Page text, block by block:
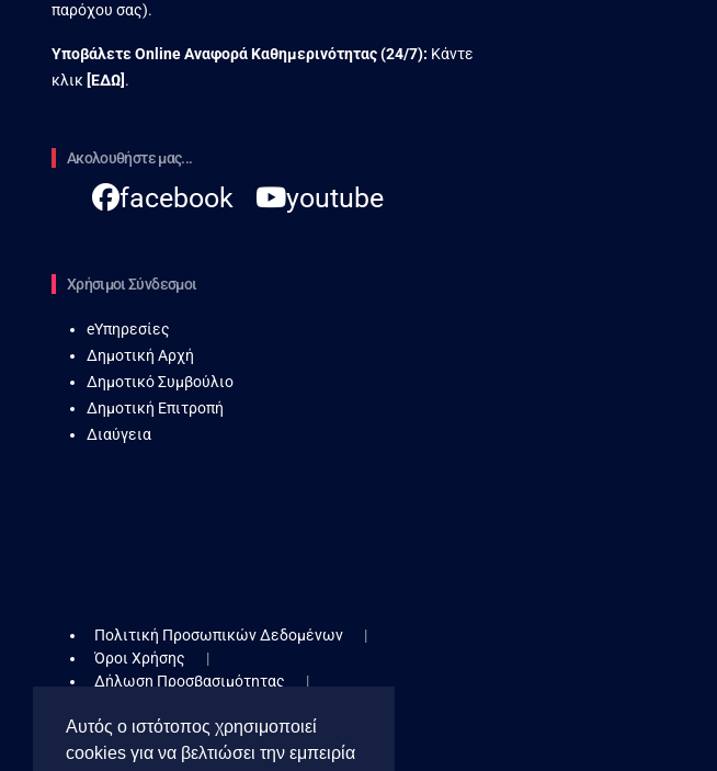
παρόχου σας).
Υποβάλετε Online Αναφορά Kαθημερινότητας (24/7): Κάντε
κλικ [ΕΔΩ] .
Ακολουθήστε μας...
facebook youtube
Χρήσιμοι Σύνδεσμοι
eΥπηρεσίες
Δημοτική Αρχή
Δημοτικό Συμβούλιο
Δημοτική Επιτροπή
Διαύγεια
Πολιτική Προσωπικών Δεδομένων
Όροι Χρήσης
Δήλωση Προσβασιμότητας
Cookies Toolbar
Αυτός ο ιστότοπος χρησιμοποιεί
cookies για να βελτιώσει την εμπειρία